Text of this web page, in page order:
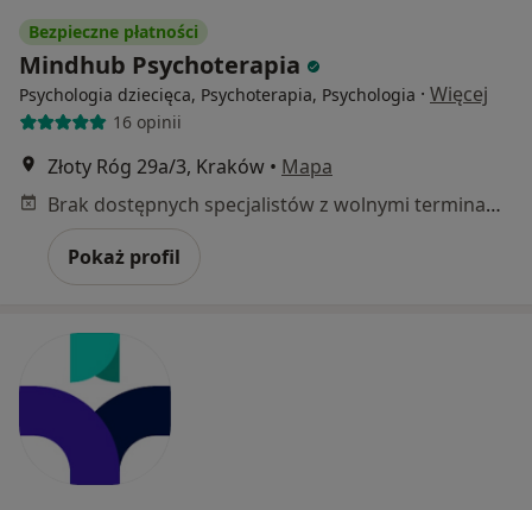
Bezpieczne płatności
Mindhub Psychoterapia
Psychologia dziecięca, Psychoterapia, Psychologia · Więcej
16 opinii
Złoty Róg 29a/3, Kraków • Mapa
Brak dostępnych specjalistów z wolnymi terminami w tym centrum medycznym.
Pokaż profil